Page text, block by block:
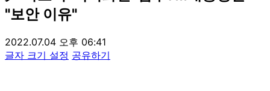
"보안 이유"
2022.07.04 오후 06:41
글자 크기 설정 공유하기